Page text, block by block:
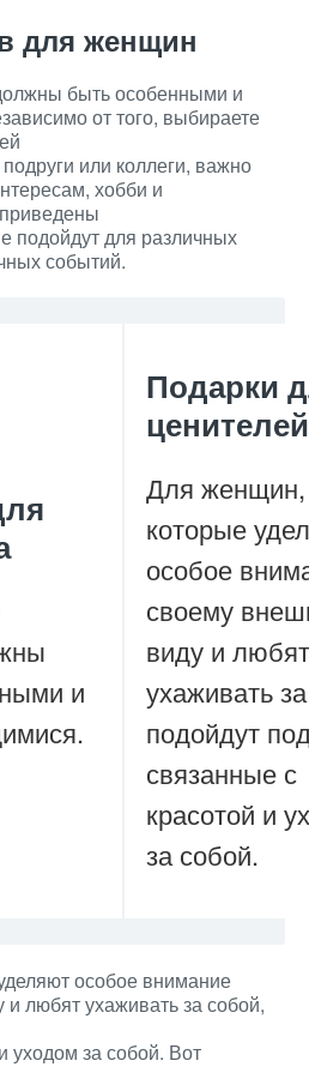
для женщин
быть особенными и
от того, выбираете
или коллеги, важно
хобби и
подойдут для различных
событий.
и
Подарки
ценителей
Для женщин,
которые
особое
своему
виду и любят
ухаживать
подойдут
связанные с
красотой и
за собой.
особое внимание
любят ухаживать за собой,
уходом за собой. Вот